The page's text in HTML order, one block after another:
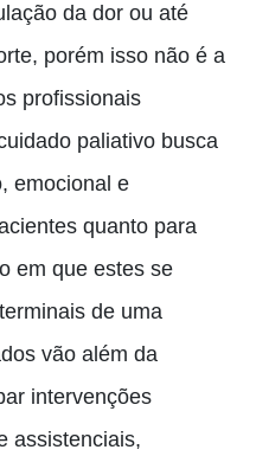
da dor ou até
porém isso não é a
profissionais
paliativo busca
emocional e
quanto para
em que estes se
de uma
vão além da
intervenções
assistenciais,